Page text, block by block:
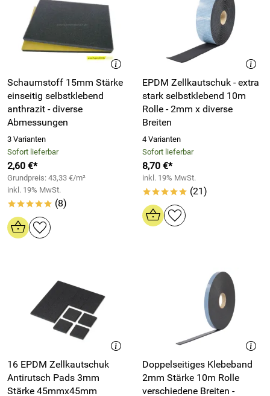
Schaumstoff 15mm Stärke
einseitig selbstklebend
anthrazit - diverse
Abmessungen
3 Varianten
Sofort lieferbar
2,60 €*
Grundpreis: 43,33 €/m²
inkl. 19% MwSt.
***** (8)
EPDM Zellkautschuk - extra
stark selbstklebend 10m
Rolle - 2mm x diverse
Breiten
4 Varianten
Sofort lieferbar
8,70 €*
inkl. 19% MwSt.
***** (21)
16 EPDM Zellkautschuk
Antirutsch Pads 3mm
Stärke 45mmx45mm
Doppelseitiges Klebeband
2mm Stärke 10m Rolle
verschiedene Breiten -